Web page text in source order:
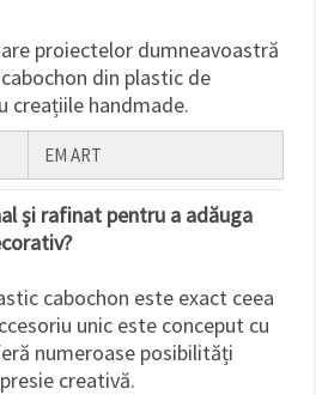
proiectelor dumneavoastră
din plastic de
creațiile handmade.
EM ART
și rafinat pentru a adăuga
cabochon este exact ceea
unic este conceput cu
numeroase posibilități
creativă.